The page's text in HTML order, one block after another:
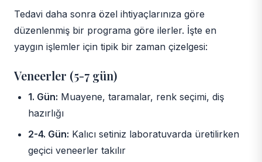
Tedavi daha sonra özel ihtiyaçlarınıza göre
düzenlenmiş bir programa göre ilerler. İşte en
yaygın işlemler için tipik bir zaman çizelgesi:
Veneerler (5-7 gün)
1. Gün: Muayene, taramalar, renk seçimi, diş
hazırlığı
2-4. Gün: Kalıcı setiniz laboratuvarda üretilirken
geçici veneerler takılır